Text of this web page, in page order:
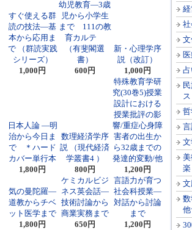
数
すぐ使える群
読の技法―基
本から応用ま
で （群読実践
シリーズ）
1,000円
幼児教育―3歳
児から小学生
まで 111の教
育カルテ
（有斐閣選
書）
600円
新・心理学序
説（改訂）
1,000円
日本人論 ―明
治から今日ま
で ＊ハード
カバー単行本
1,800円
数理経済学序
説 （現代経済
学叢書4 ）
800円
特殊教育学研
究(30巻5)授業
設計における
授業批評の影
響/重症心身障
害者の出生か
ら32歳までの
発達的変動/他
1,200円
気の曼陀羅―
道教からチベ
ット医学まで
1,800円
ケミカルビジ
ネス英会話―
技術討論から
商業実務まで
650円
言語力が育つ
社会科授業―
対話から討論
まで
1,200円